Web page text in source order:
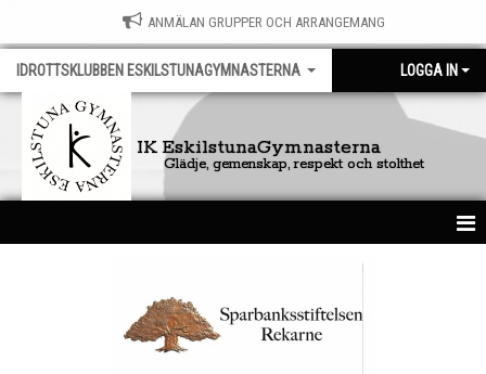
ANMÄLAN GRUPPER OCH ARRANGEMANG
IDROTTSKLUBBEN ESKILSTUNAGYMNASTERNA LOGGA IN
IK EskilstunaGymnasterna
Glädje, gemenskap, respekt och stolthet